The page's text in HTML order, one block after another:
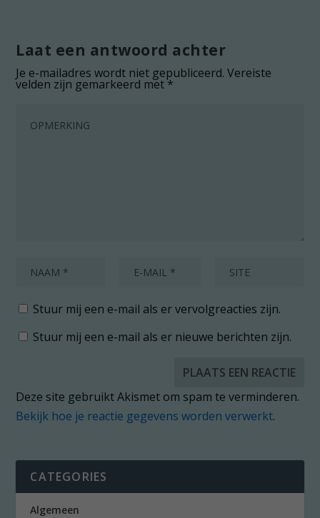
Laat een antwoord achter
Je e-mailadres wordt niet gepubliceerd. Vereiste
velden zijn gemarkeerd met*
Stuur mij een e-mail als er vervolgreacties zijn.
Stuur mij een e-mail als er nieuwe berichten zijn.
Deze site gebruikt Akismet om spam te verminderen.
Bekijk hoe je reactie gegevens worden verwerkt.
CATEGORIES
Algemeen